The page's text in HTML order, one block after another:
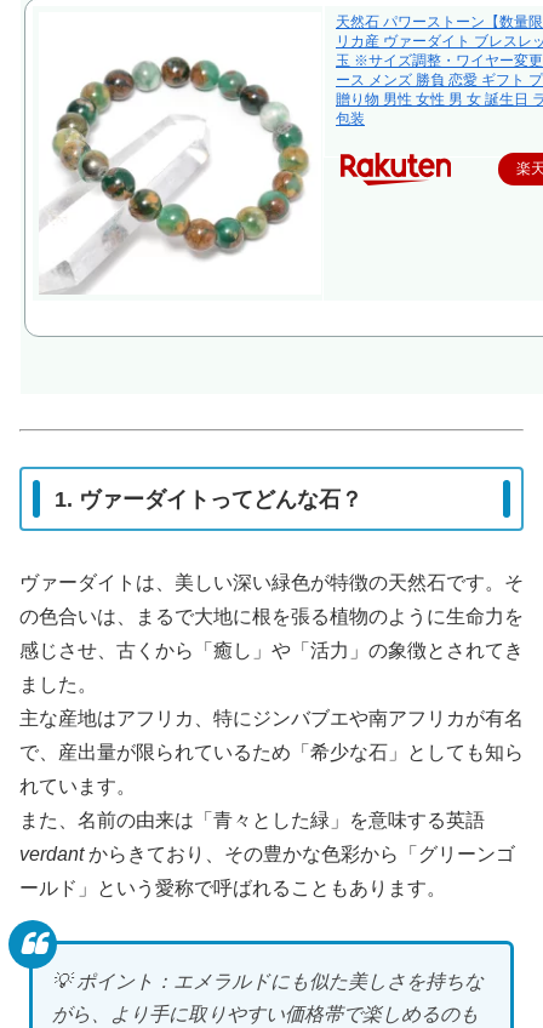
天然石 パワーストーン【数量
リカ産 ヴァーダイト ブレスレ
玉 ※サイズ調整・ワイヤー変
ース メンズ 勝負 恋愛 ギフト
贈り物 男性 女性 男 女 誕生日
包装
楽
1. ヴァーダイトってどんな石？
ヴァーダイトは、美しい深い緑色が特徴の天然石です。そ
の色合いは、まるで大地に根を張る植物のように生命力を
感じさせ、古くから「癒し」や「活力」の象徴とされてき
ました。
主な産地はアフリカ、特にジンバブエや南アフリカが有名
で、産出量が限られているため「希少な石」としても知ら
れています。
また、名前の由来は「青々とした緑」を意味する英語
verdantからきており、その豊かな色彩から「グリーンゴ
ールド」という愛称で呼ばれることもあります。
💡 ポイント：エメラルドにも似た美しさを持ちな
がら、より手に取りやすい価格帯で楽しめるのも